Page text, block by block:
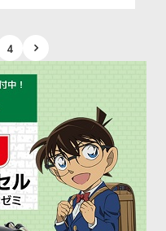
タート！ 配信される
、 『やきとりくん』
4